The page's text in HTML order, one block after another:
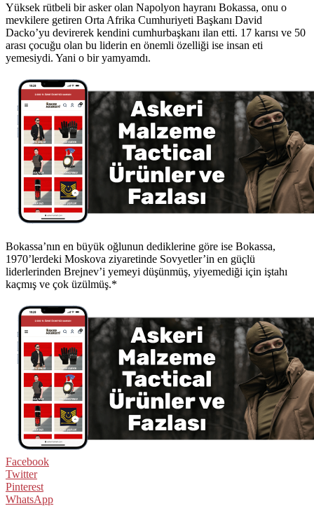
Yüksek rütbeli bir asker olan Napolyon hayranı Bokassa, onu o
mevkilere getiren Orta Afrika Cumhuriyeti Başkanı David
Dacko’yu devirerek kendini cumhurbaşkanı ilan etti. 17 karısı ve 50
arası çocuğu olan bu liderin en önemli özelliği ise insan eti
yemesiydi. Yani o bir yamyamdı.
Bokassa’nın en büyük oğlunun dediklerine göre ise Bokassa,
1970’lerdeki Moskova ziyaretinde Sovyetler’in en güçlü
liderlerinden Brejnev’i yemeyi düşünmüş, yiyemediği için iştahı
kaçmış ve çok üzülmüş.*
Facebook
Twitter
Pinterest
WhatsApp